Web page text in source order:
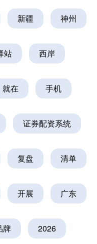
新疆 神州
站 西岸
就在 手机
证券配资系统
复盘 清单
开展 广东
牌 2026